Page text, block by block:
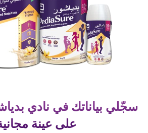
بياناتك في نادي بدياشور®
على عينة مجانية